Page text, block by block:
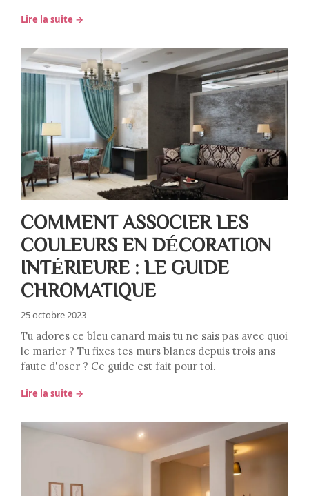
Lire la suite →
COMMENT ASSOCIER LES
COULEURS EN DÉCORATION
INTÉRIEURE : LE GUIDE
CHROMATIQUE
25 octobre 2023
Tu adores ce bleu canard mais tu ne sais pas avec quoi
le marier ? Tu fixes tes murs blancs depuis trois ans
faute d'oser ? Ce guide est fait pour toi.
Lire la suite →